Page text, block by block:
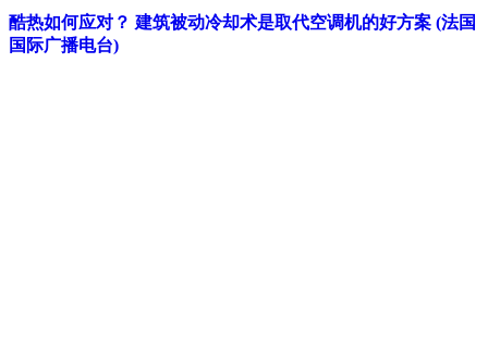
酷热如何应对？ 建筑被动冷却术是取代空调机的好方案 (法国
国际广播电台)